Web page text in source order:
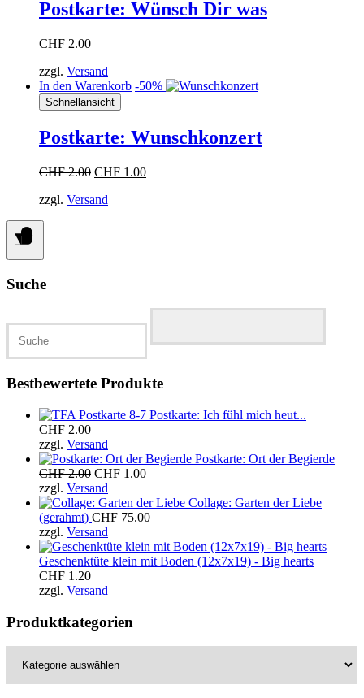
Postkarte: Wünsch Dir was
CHF 2.00
zzgl. Versand
In den Warenkorb -50%
Schnellansicht
Postkarte: Wunschkonzert
CHF2.00 Ursprünglicher
war:
CHF 1.00Aktueller
zzgl. Versand
Suche
nach:
Bestbewertete Produkte
Postkarte: Ich fühl mich heut...
CHF 2.00
zzgl. Versand
Postkarte: Ort der Begierde
CHF2.00 Ursprünglicher
Preis
war:
CHF 2.00
CHF 1.00Aktueller
ist:
CHF 1.00.
zzgl. Versand
Collage: Garten der Liebe
(gerahmt) CHF 75.00
zzgl. Versand
Geschenktüte klein mit Boden (12x7x19) - Big hearts
CHF 1.20
zzgl. Versand
Produktkategorien